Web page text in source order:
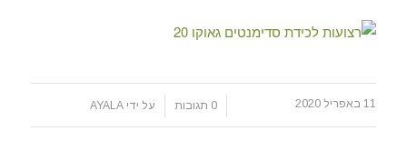
11 באפריל 2020 0 תגובות על ידי AYALA